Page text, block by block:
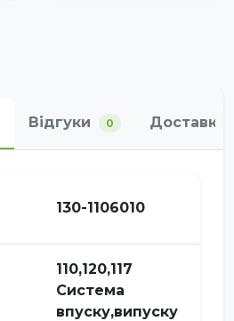
Відгуки 0 Доставка
130-1106010
110,120,117
Система
впуску,випуску